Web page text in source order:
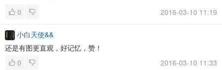
0
2016-03-10 11:19
小白天使&&
还是有图更直观，好记忆，赞！
0
2016-03-10 11:33